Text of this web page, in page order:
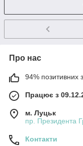
Про нас
94% позитивних з
Працює з
м. Луцьк
пр. Президента
Контакти